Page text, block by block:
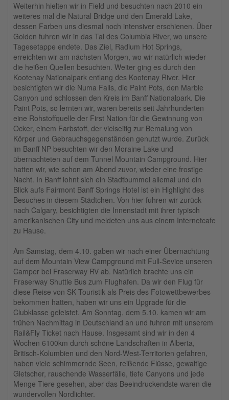
Weiterhin hielten wir in Field und besuchten nach 2010 ein
weiteres mal die Natural Bridge und den Emerald Lake,
dessen Farben uns diesmal noch intensiver erschienen. Über
Golden fuhren wir in das Tal des Columbia River, wo unsere
Tagesetappe endete. Das Ziel, Radium Hot Springs,
erreichten wir am nächsten Morgen, wo wir natürlich wieder
die heißen Quellen besuchten. Weiter ging es durch den
Kootenay Nationalpark entlang des Kootenay River. Hier
besichtigten wir die Numa Falls, die Paint Pots, den Marble
Canyon und schlossen den Kreis im Banff Nationalpark. Die
Paint Pots, so lernten wir, waren bereits seit Jahrhunderten
eine Rohstoffquelle der First Nation für die Gewinnung von
Ocker, einem Farbstoff, der vielseitig zur Bemalung von
Körper und Gebrauchsgegenständen genutzt wurde. Zurück
im Banff NP besuchten wir den Moraine Lake und
übernachteten auf dem Tunnel Mountain Campground. Hier
hatten wir, wie schon am Abend zuvor, wieder eine frostige
Nacht. In Banff lohnt sich ein Stadtbummel allemal und ein
Blick aufs Fairmont Banff Springs Hotel ist ein Highlight des
Besuches in diesem Städtchen. Von hier fuhren wir zurück
nach Calgary, besichtigten die Innenstadt mit ihrer typisch
amerikanischen City und meldeten uns aus einem Internetcafe
zu Hause.
Am Samstag, dem 4.10. gaben wir nach einer Übernachtung
auf dem Mountain View Campground mit Full-Sevice unseren
Camper bei Fraserway RV ab. Natürlich brachte uns ein
Fraserway Shuttle Bus zum Flughafen. Da wir den Flug für
diese Reise von SK Touristik als Preis des Fotowettbewerbes
bekommen hatten, haben wir uns ein Upgrade für die
Clubklasse geleistet. Am Sonntag, dem 5.10. kamen wir am
frühen Nachmittag in Deutschland an und fuhren mit unserem
Rail&Fly Ticket nach Hause. Insgesamt sind wir in den 4
Wochen 6100km durch schöne Landschaften in Alberta,
Britisch-Kolumbien und den Nord-West-Territorien gefahren,
haben viele schimmernde Seen, reißende Flüsse, gewaltige
Gletscher, rauschende Wasserfälle, tiefe Canyons und jede
Menge Tiere gesehen, aber das Beeindruckendste waren die
wundervollen Nordlichter.